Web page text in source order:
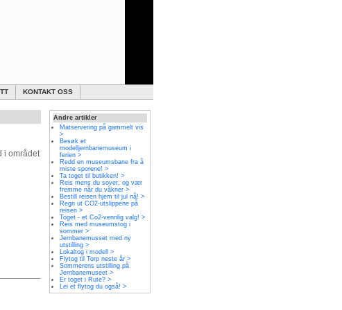
KONTAKT OSS
i området
Andre artikler
Matservering på gammelt vis
>
Besøk et
modelljernbanemuseum i
ferien >
Redd en museumsbane fra å
miste sporene! >
Ta toget til butikken! >
Reis mens du sover, og vær
fremme når du våkner >
Bestill reisen hjem til jul nå! >
Regn ut CO2-utslippene på
reisen >
Toget - et Co2-vennlig valg! >
Reis med museumstog i
sommer >
Jernbanemusset med ny
utstilling >
Lokaltog i modell >
Flytog til Torp neste år >
Sommerens utstilling på
Jernbanemuseet >
Er toget i Rute? >
Lei et flytog du også! >